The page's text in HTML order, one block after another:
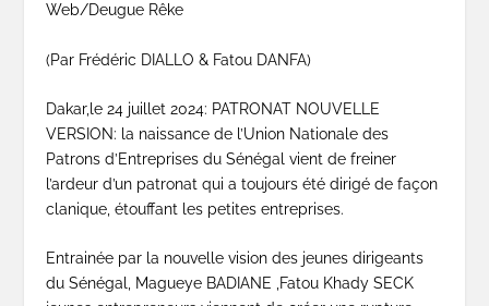
Web/Deugue Rêke
(Par Frédéric DIALLO & Fatou DANFA)
Dakar,le 24 juillet 2024: PATRONAT NOUVELLE
VERSION: la naissance de l’Union Nationale des
Patrons d’Entreprises du Sénégal vient de freiner
l’ardeur d’un patronat qui a toujours été dirigé de façon
clanique, étouffant les petites entreprises.
Entrainée par la nouvelle vision des jeunes dirigeants
du Sénégal, Magueye BADIANE ,Fatou Khady SECK